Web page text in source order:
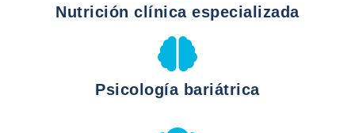
Nutrición clínica especializada
Psicología bariátrica